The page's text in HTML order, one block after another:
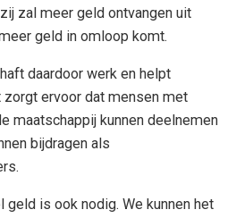
zal meer geld ontvangen uit
geld in omloop komt.
daardoor werk en helpt
ervoor dat mensen met
maatschappij kunnen deelnemen
bijdragen als
geld is ook nodig. We kunnen het